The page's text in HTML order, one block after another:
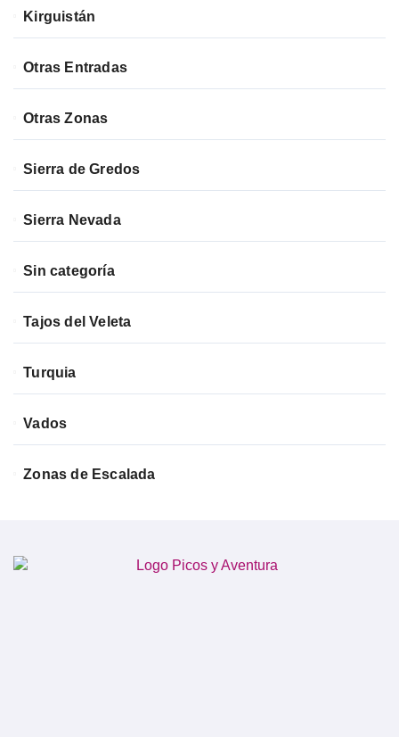
Kirguistán
Otras Entradas
Otras Zonas
Sierra de Gredos
Sierra Nevada
Sin categoría
Tajos del Veleta
Turquia
Vados
Zonas de Escalada